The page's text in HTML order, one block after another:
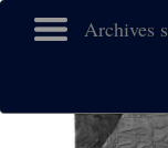
Archives